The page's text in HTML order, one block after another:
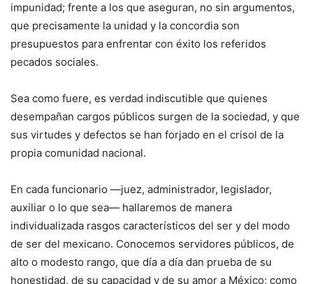
impunidad; frente a los que aseguran, no sin argumentos,
que precisamente la unidad y la concordia son
presupuestos para enfrentar con éxito los referidos
pecados sociales.
Sea como fuere, es verdad indiscutible que quienes
desempañan cargos públicos surgen de la sociedad, y que
sus virtudes y defectos se han forjado en el crisol de la
propia comunidad nacional.
En cada funcionario —juez, administrador, legislador,
auxiliar o lo que sea— hallaremos de manera
individualizada rasgos característicos del ser y del modo
de ser del mexicano. Conocemos servidores públicos, de
alto o modesto rango, que día a día dan prueba de su
honestidad, de su capacidad y de su amor a México; como